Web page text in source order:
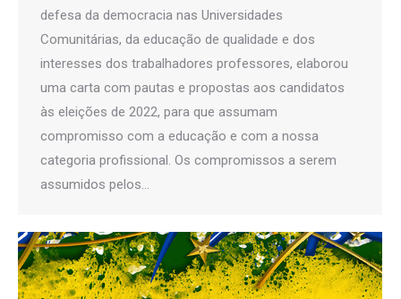
defesa da democracia nas Universidades
Comunitárias, da educação de qualidade e dos
interesses dos trabalhadores professores, elaborou
uma carta com pautas e propostas aos candidatos
às eleições de 2022, para que assumam
compromisso com a educação e com a nossa
categoria profissional. Os compromissos a serem
assumidos pelos…